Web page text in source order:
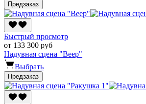
Предзаказ
Быстрый просмотр
от 133 300 руб
Надувная сцена "Веер"
Выбрать
Предзаказ